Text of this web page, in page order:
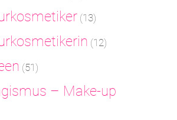
(13)
(12)
(51)
– Make-up